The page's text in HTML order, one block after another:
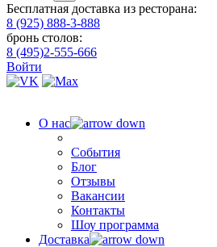
Бесплатная доставка из ресторана:
8 (925) 888-3-888
бронь столов:
8 (495)2-555-666
Войти
О нас
События
Блог
Отзывы
Вакансии
Контакты
Шоу программа
Доставка